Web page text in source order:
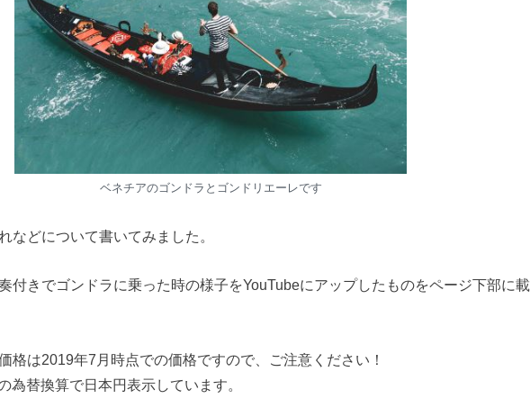
ベネチアのゴンドラとゴンドリエーレです
などについて書いてみました。
付きでゴンドラに乗った時の様子をYouTubeにアップしたものをページ下部に載
格は2019年7月時点での価格ですので、ご注意ください！
為替換算で日本円表示しています。